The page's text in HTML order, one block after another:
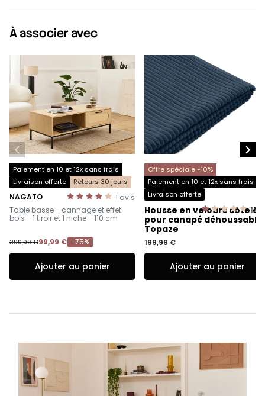
À associer avec
Paiement en 10 et 12x sans frais
Livraison offerte
Retours 30 jours
1 avis
NAGATO
-
Table basse - cannage et effet
bois - 1 tiroir et 1 niche - 110 cm
399,99 €99,99 € -75%
Ajouter au panier
Offre spéciale -10%
Paiement en 10 et 12x sans frais
Livraison offerte
1
Housse en velours côtelé
pour canapé déhoussable
Topaze
199,99 €
Ajouter au panier
 